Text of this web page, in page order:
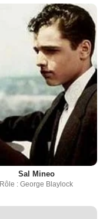
Sal Mineo
Rôle : George Blaylock